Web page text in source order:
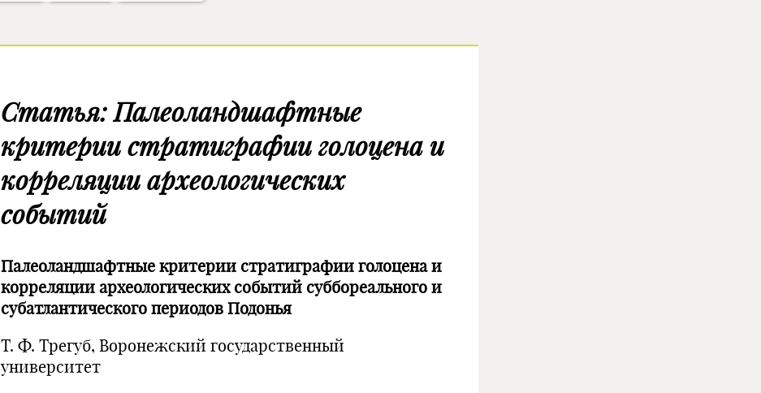
Статья: Палеоландшафтные
критерии стратиграфии голоцена и
корреляции археологических
событий
Палеоландшафтные критерии стратиграфии голоцена и
корреляции археологических событий суббореального и
субатлантического периодов Подонья
Т. Ф. Трегуб, Воронежский государственный
университет